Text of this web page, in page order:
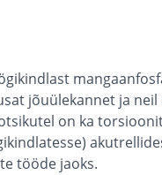
jõuülekannet ja
on ka
tööde jaoks.